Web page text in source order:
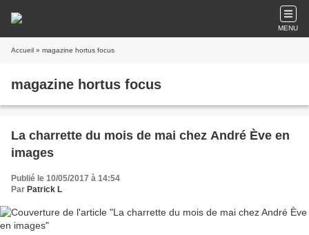
MENU
Accueil » magazine hortus focus
magazine hortus focus
La charrette du mois de mai chez André Ève en
images
Publié le 10/05/2017 à 14:54
Par Patrick L